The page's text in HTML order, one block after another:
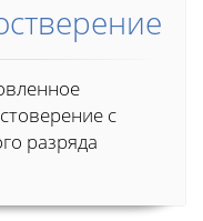
с
разряда